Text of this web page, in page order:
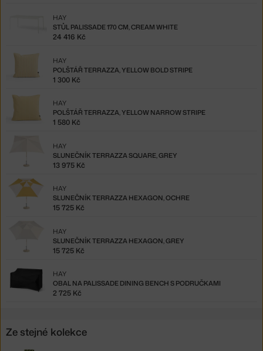
STŮL PALISSADE 170 CM, CREAM WHITE
HAY
24 416 Kč
POLŠTÁŘ TERRAZZA, YELLOW BOLD STRIPE
HAY
1 300 Kč
POLŠTÁŘ TERRAZZA, YELLOW NARROW STRIPE
HAY
1 580 Kč
SLUNEČNÍK TERRAZZA SQUARE, GREY
HAY
13 975 Kč
SLUNEČNÍK TERRAZZA HEXAGON, OCHRE
HAY
15 725 Kč
SLUNEČNÍK TERRAZZA HEXAGON, GREY
HAY
15 725 Kč
OBAL NA PALISSADE DINING BENCH S PODRUČKAMI
HAY
2 725 Kč
Ze stejné kolekce